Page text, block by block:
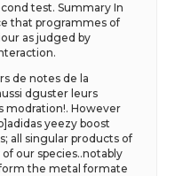
test. Summary In
that programmes of
as judged by
de notes de la
dguster leurs
modration!. However
yeezy boost
all singular products of
our species..notably
the metal formate